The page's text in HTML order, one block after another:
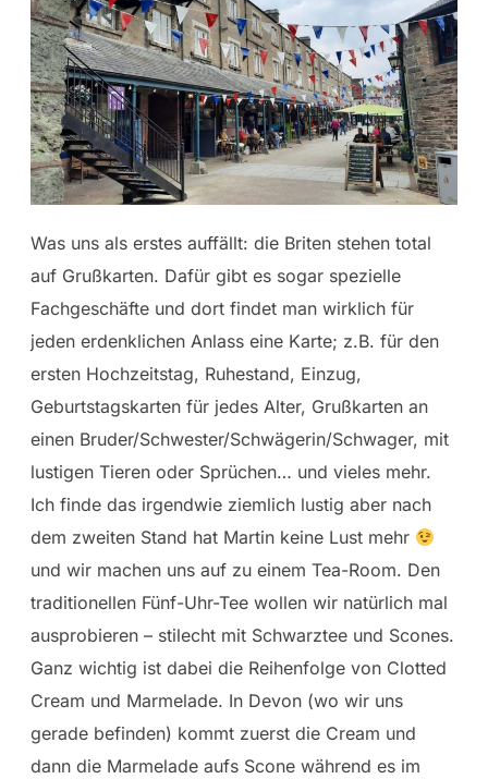
Was uns als erstes auffällt: die Briten stehen total
auf Grußkarten. Dafür gibt es sogar spezielle
Fachgeschäfte und dort findet man wirklich für
jeden erdenklichen Anlass eine Karte; z.B. für den
ersten Hochzeitstag, Ruhestand, Einzug,
Geburtstagskarten für jedes Alter, Grußkarten an
einen Bruder/Schwester/Schwägerin/Schwager, mit
lustigen Tieren oder Sprüchen… und vieles mehr.
Ich finde das irgendwie ziemlich lustig aber nach
dem zweiten Stand hat Martin keine Lust mehr
und wir machen uns auf zu einem Tea-Room. Den
traditionellen Fünf-Uhr-Tee wollen wir natürlich mal
ausprobieren – stilecht mit Schwarztee und Scones.
Ganz wichtig ist dabei die Reihenfolge von Clotted
Cream und Marmelade. In Devon (wo wir uns
gerade befinden) kommt zuerst die Cream und
dann die Marmelade aufs Scone während es im